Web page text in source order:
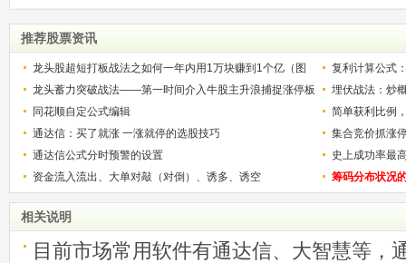
推荐股票资讯
龙头股超短打板战法之如何一年内用1万块赚到1个亿（图
解）
复利计算公式
少？
龙头蓄力突破战法——第一时间介入牛股主升浪捕捉涨停板
的技巧（图解）
埋伏战法：炒
同花顺自定公式编辑
简单获利比例
用
通达信：买了就涨 一涨就停的选股技巧
集合竞价抓涨
通达信公式分时预警的设置
史上成功率最
称选股法宝！
资金流入流出、大单对敲（对倒）、诱多、诱空 筹码分布状况
相关说明
目前市场常用软件有通达信、大智慧等，